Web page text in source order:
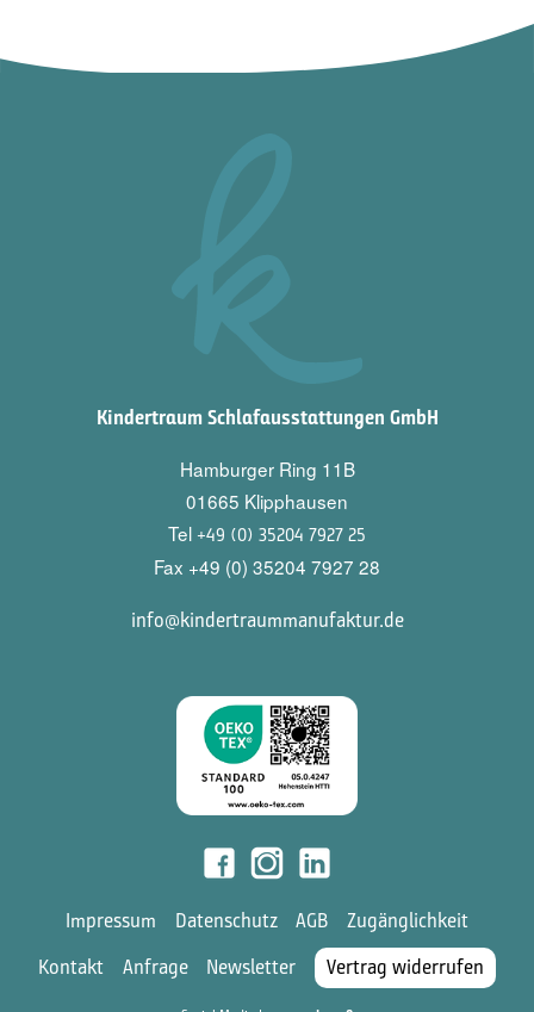
Kindertraum Schlafausstattungen GmbH
Hamburger Ring 11B
01665 Klipphausen
Tel +49 (0) 35204 7927 25
Fax +49 (0) 35204 7927 28
info@kindertraummanufaktur.de
Impressum Datenschutz AGB
Zugänglichkeit
Kontakt
Anfrage Newsletter Vertrag widerrufen